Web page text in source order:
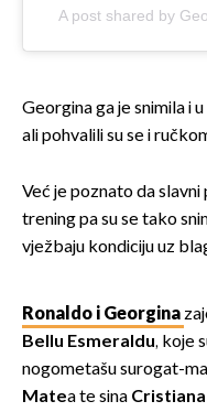
A post shared by
Georgina ga je snimila i
ali pohvalili su se i
Već je poznato da
trening pa su se tako
vježbaju kondiciju uz
Ronaldo i Georgina
Bellu Esmeraldu, koje
nogometašu surogat-
Matea te sina